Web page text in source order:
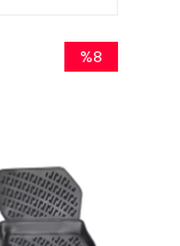
%8